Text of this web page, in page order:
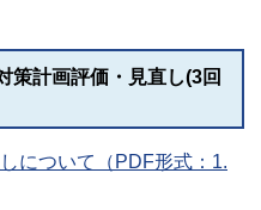
計画評価・見直し(3回
について（PDF形式：1.